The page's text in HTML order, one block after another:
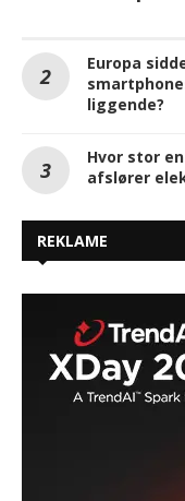
Europa
liggende?
Hvor stor
afslører
REKLAME